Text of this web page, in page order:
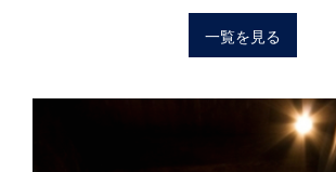
一覧を見る